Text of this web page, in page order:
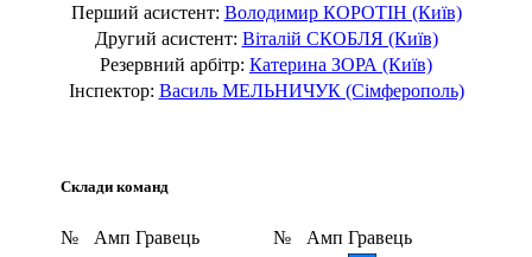
Перший асистент: Володимир КОРОТІН (Київ)
Другий асистент: Віталій СКОБЛЯ (Київ)
Резервний арбітр: Катерина ЗОРА (Київ)
Інспектор: Василь МЕЛЬНИЧУК (Сімферополь)
Склади команд
№ Амп Гравець № Амп Гравець